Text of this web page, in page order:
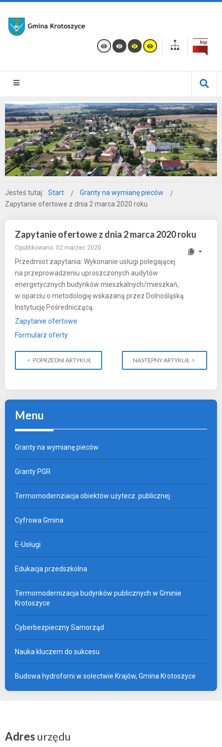
Jesteś tutaj: Start
Granty na wymianę pieców
Zapytanie ofertowe z dnia 2 marca 2020 roku
Zapytanie ofertowe z dnia 2 marca 2020 roku
Opublikowano: 02 marzec 2020
Przedmiot zapytania: Wykonanie usługi polegającej
na przeprowadzeniu uproszczonych audytów
energetycznych budynków mieszkalnych/mieszkań,
w oparciu o metodologię wskazaną przez Dolnośląską
Instytucję Pośredniczącą.
Zapytanie ofertowe
Formularz oferty
POPRZEDNI ARTYKUŁ NASTĘPNY ARTYKUŁ
Menu
Granty na wymianę pieców
Granty PGR
Termomodernziacja obiektów użytecz. publicznej
Cyfrowa Gmina
E-Usługi
Edukacja przedszkolna
Termomodernizacja budynków publicznych w Gminie
Krotoszyce
Cyberbezpieczny Samorząd
Nauka kluczem do sukcesu
Budowa hydroforni w sołectwie Krajów, Gmina Krotoszyce
Adres urzędu